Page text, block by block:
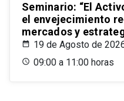
Seminario: “El
el envejecimiento
mercados y
19 de Agosto de
09:00 a 11:00 horas